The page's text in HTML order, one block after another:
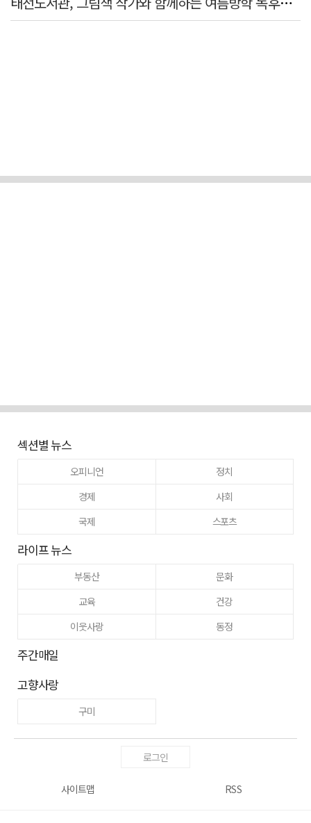
섹션별 뉴스
오피니언
정치
경제
사회
국제
스포츠
라이프 뉴스
부동산
문화
교육
건강
이웃사랑
동정
주간매일
고향사랑
구미
로그인
사이트맵 RSS